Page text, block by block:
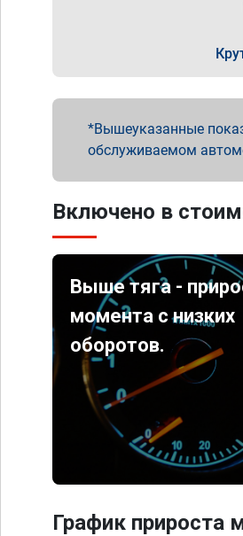
Вышеуказанные
обслуживаемом
Включено в
Выше тяга -
момента с низких
оборотов.
График прироста